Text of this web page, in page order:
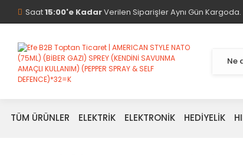
Saat15:00'e KadarVerilen Siparişler Aynı Gün Kargoda.
TÜM ÜRÜNLER ELEKTRİK ELEKTRONİK HEDİYELİK